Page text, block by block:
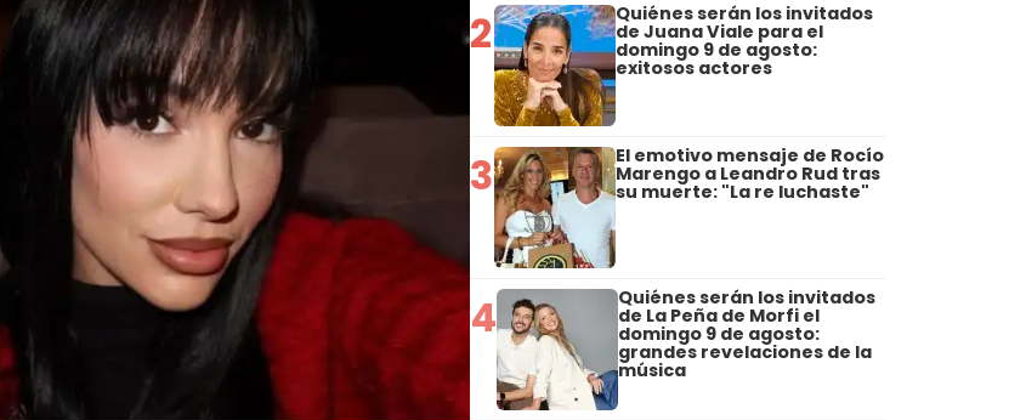
2 Quiénes serán los invitados
de Juana Viale para el
domingo 9 de agosto:
exitosos actores
3 El emotivo mensaje de Rocío
Marengo a Leandro Rud tras
su muerte: "La re luchaste"
4 Quiénes serán los invitados
de La Peña de Morfi el
domingo 9 de agosto:
grandes revelaciones de la
música